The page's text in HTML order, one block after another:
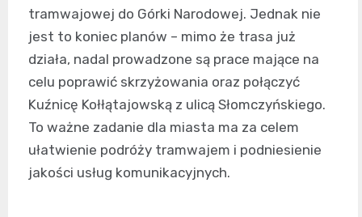
tramwajowej do Górki Narodowej. Jednak nie
jest to koniec planów – mimo że trasa już
działa, nadal prowadzone są prace mające na
celu poprawić skrzyżowania oraz połączyć
Kuźnicę Kołłątajowską z ulicą Słomczyńskiego.
To ważne zadanie dla miasta ma za celem
ułatwienie podróży tramwajem i podniesienie
jakości usług komunikacyjnych.